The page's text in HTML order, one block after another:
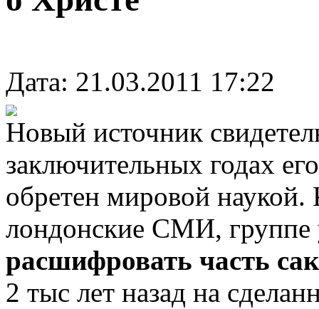
Дата: 21.03.2011 17:22
Новый источник
заключительных годах
обретен мировой
лондонские СМИ, группе
расшифровать часть
2 тыс лет назад на